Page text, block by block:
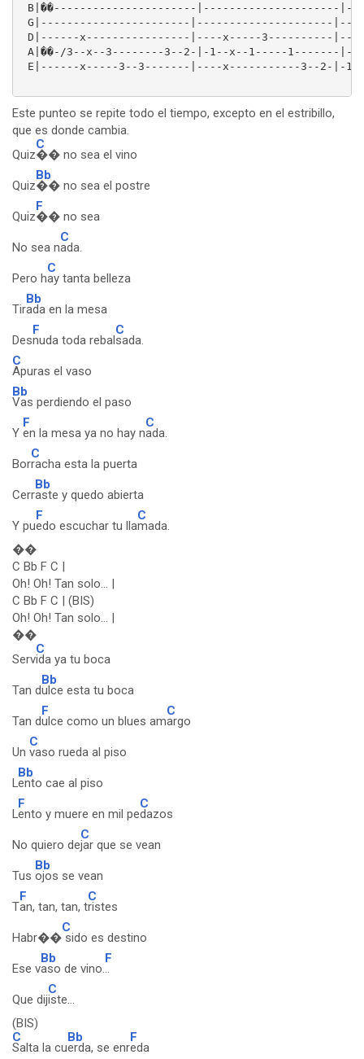
B|��----------------------|---------------------
G|-----------------------|---------------------
D|------x----------------|----x-----3----------
A|��-/3--x--3--------3--2-|-1--x--1-----1-------
E|------x-----3--3-------|----x-----------3--2-|-
Este punteo se repite todo el tiempo, excepto en el estribillo,
que es donde cambia.
Quiz
C
�� no sea el vino
Quiz
Bb
�� no sea el postre
Quiz
F
�� no sea
No sea n
C
ada.
Pero h
C
ay tanta belleza
Tir
Bb
ada en la mesa
Des
F
nuda toda rebal
C
sada.
C
Apuras el vaso
Bb
Vas perdiendo el paso
Y
F
en la mesa ya no hay n
C
ada.
Bor
C
racha esta la puerta
Cerr
Bb
aste y quedo abierta
Y pu
F
edo escuchar tu lla
C
mada.
��
C Bb F C |
Oh! Oh! Tan solo... |
C Bb F C | (BIS)
Oh! Oh! Tan solo... |
��
Serv
C
ida ya tu boca
Tan d
Bb
ulce esta tu boca
Tan d
F
ulce como un blues am
C
argo
Un
C
vaso rueda al piso
L
Bb
ento cae al piso
L
F
ento y muere en mil pe
C
dazos
No quiero de
C
jar que se vean
Tus
Bb
ojos se vean
T
F
an, tan, tan, t
C
ristes
Habr��
C
sido es destino
Ese v
Bb
aso de vino.
F
..
Que dij
C
iste...
(BIS)
C
Salta la cu
Bb
erda, se enr
F
eda